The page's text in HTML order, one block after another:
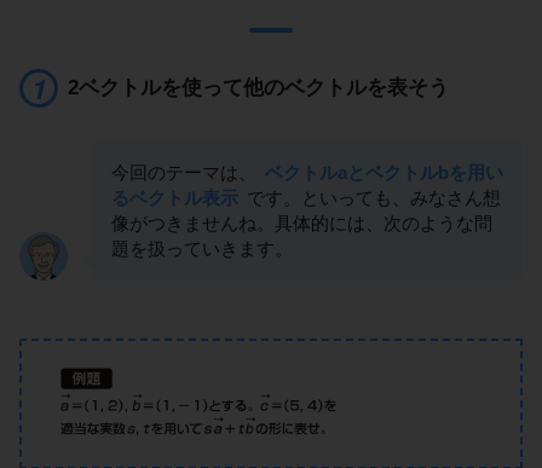
2ベクトルを使って他のベクトルを表そう
今回のテーマは、
ベクトルaとベクトルbを用い
るベクトル表示 です。といっても、みなさん想
像がつきませんね。具体的には、次のような問
題を扱っていきます。